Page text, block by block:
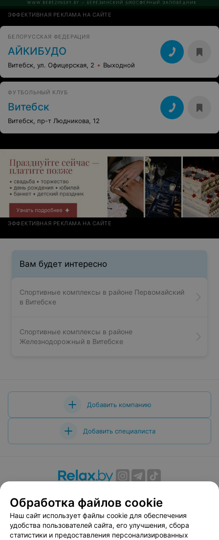
ЭФФЕКТИВНАЯ РЕКЛАМА НА САЙТЕ
БЕЛОРУССКАЯ ФЕДЕРАЦИЯ
АЙКИБУДО
Витебск, ул. Офицерская, 2 Выходной
ФУТБОЛЬНЫЙ КЛУБ
Витебск
Витебск, пр-т Людникова, 12
ЭФФЕКТИВНАЯ РЕКЛАМА НА САЙТЕ
Вам будет интересно
Спортивные комплексы в районе Первомайский
в Витебске
Спортивные комплексы в районе
Железнодорожный в Витебске
Добавить компанию
Добавить специалиста
Вакансии
Публичный договор
Способы оплаты
Публичный договор по использованию сервиса
«Афиша»
Обработка файлов cookie
Наш сайт использует файлы cookie для обеспечения
удобства пользователей сайта, его улучшения, сбора
статистики и предоставления персонализированных